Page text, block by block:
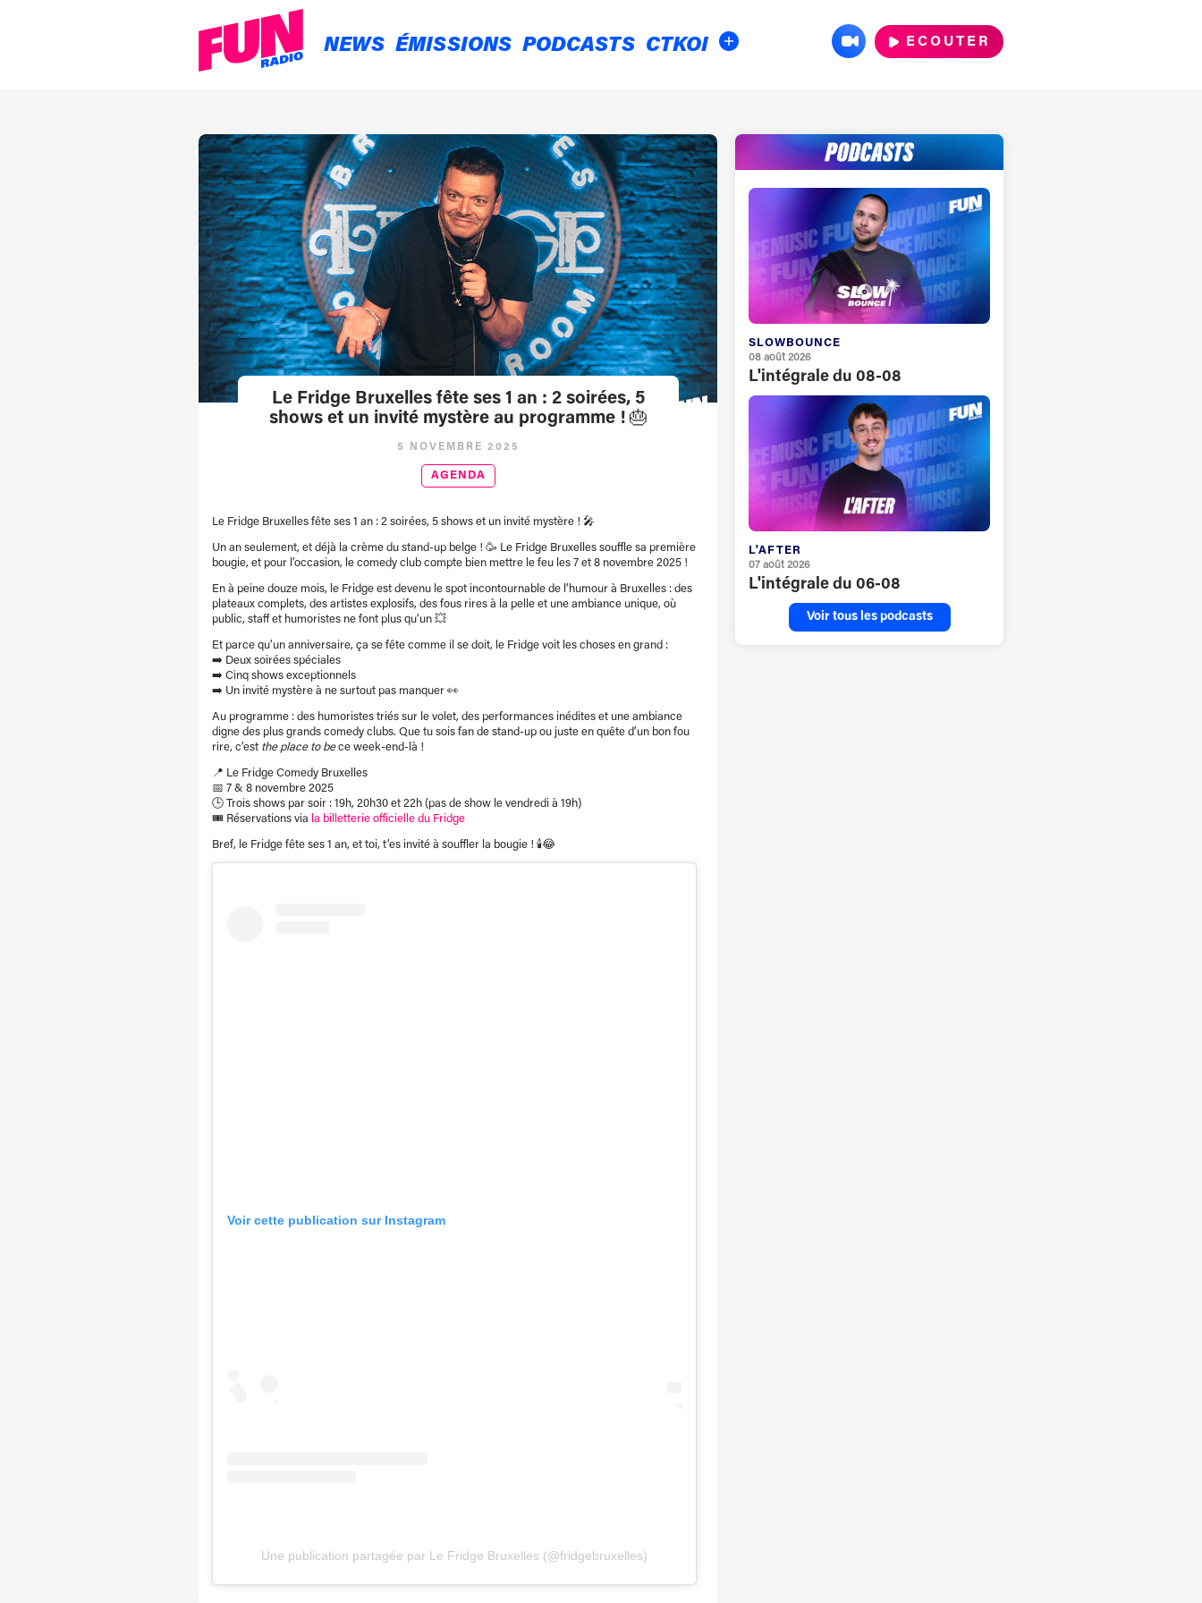
NEWS ÉMISSIONS PODCASTS CTKOI ECOUTER
Le Fridge Bruxelles fête ses 1 an : 2 soirées, 5
shows et un invité mystère au programme ! 🎂
5 NOVEMBRE 2025
AGENDA
Le Fridge Bruxelles fête ses 1 an : 2 soirées, 5 shows et un invité mystère ! 🎤
Un an seulement, et déjà la crème du stand-up belge ! 🥳 Le Fridge Bruxelles souffle sa première
bougie, et pour l’occasion, le comedy club compte bien mettre le feu les 7 et 8 novembre 2025 !
En à peine douze mois, le Fridge est devenu le spot incontournable de l’humour à Bruxelles : des
plateaux complets, des artistes explosifs, des fous rires à la pelle et une ambiance unique, où
public, staff et humoristes ne font plus qu’un 💥
Et parce qu’un anniversaire, ça se fête comme il se doit, le Fridge voit les choses en grand :
➡️ Deux soirées spéciales
➡️ Cinq shows exceptionnels
➡️ Un invité mystère à ne surtout pas manquer 👀
Au programme : des humoristes triés sur le volet, des performances inédites et une ambiance
digne des plus grands comedy clubs. Que tu sois fan de stand-up ou juste en quête d’un bon fou
rire, c’est the place to bece week-end-là !
📍 Le Fridge Comedy Bruxelles
📅 7 & 8 novembre 2025
🕒 Trois shows par soir : 19h, 20h30 et 22h (pas de show le vendredi à 19h)
🎟️ Réservations via la billetterie officielle du Fridge
Bref, le Fridge fête ses 1 an, et toi, t’es invité à souffler la bougie ! 🕯️😂
Voir cette publication sur Instagram
Une publication partagée par Le Fridge Bruxelles (@fridgebruxelles)
SLOWBOUNCE
08 août 2026
L'intégrale du 08-08
L'AFTER
07 août 2026
L'intégrale du 06-08
Voir tous les podcasts